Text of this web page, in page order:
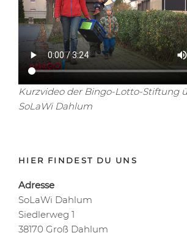
Kurzvideo der Bingo-Lotto-Stiftung
SoLaWi Dahlum
HIER FINDEST DU UNS
Adresse
SoLaWi Dahlum
Siedlerweg 1
38170 Groß Dahlum